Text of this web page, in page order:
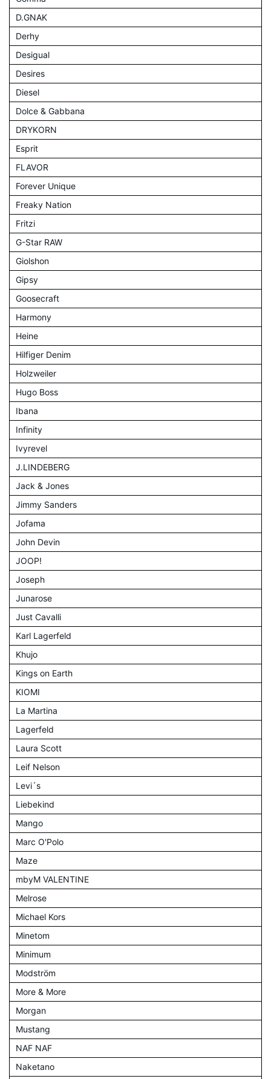
D.GNAK
Derhy
Desigual
Desires
Diesel
Dolce & Gabbana
DRYKORN
Esprit
FLAVOR
Forever Unique
Freaky Nation
Fritzi
G-Star RAW
Giolshon
Gipsy
Goosecraft
Harmony
Heine
Hilfiger Denim
Holzweiler
Hugo Boss
Ibana
Infinity
Ivyrevel
J.LINDEBERG
Jack & Jones
Jimmy Sanders
Jofama
John Devin
JOOP!
Joseph
Junarose
Just Cavalli
Karl Lagerfeld
Khujo
Kings on Earth
KIOMI
La Martina
Lagerfeld
Laura Scott
Leif Nelson
Levi´s
Liebekind
Mango
Marc O'Polo
Maze
mbyM VALENTINE
Melrose
Michael Kors
Minetom
Minimum
Modström
More & More
Morgan
Mustang
NAF NAF
Naketano